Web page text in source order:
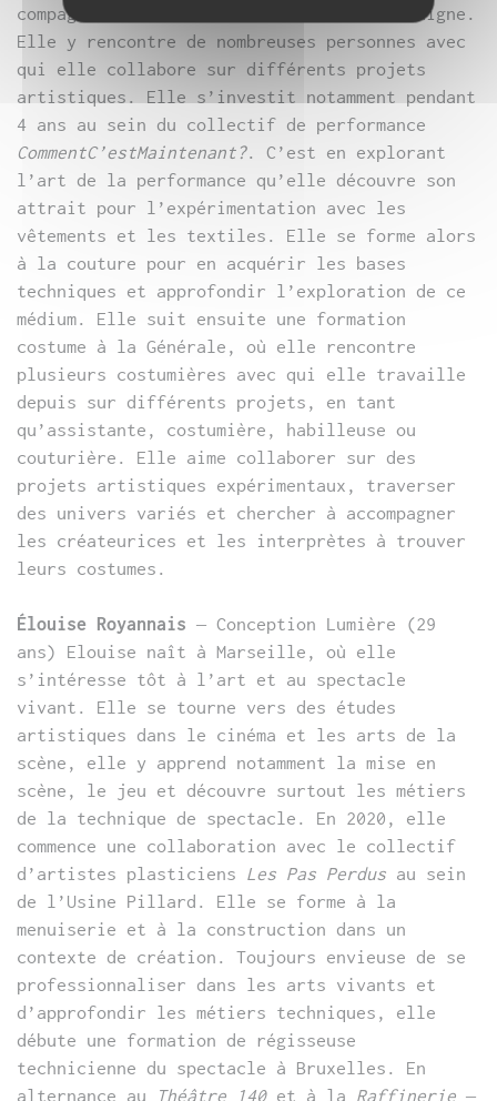
compagnie universitaire de Bordeaux Montaigne.
Elle y rencontre de nombreuses personnes avec
qui elle collabore sur différents projets
artistiques. Elle s’investit notamment pendant
4 ans au sein du collectif de performance
CommentC’estMaintenant?. C’est en explorant
l’art de la performance qu’elle découvre son
attrait pour l’expérimentation avec les
vêtements et les textiles. Elle se forme alors
à la couture pour en acquérir les bases
techniques et approfondir l’exploration de ce
médium. Elle suit ensuite une formation
costume à la Générale, où elle rencontre
plusieurs costumières avec qui elle travaille
depuis sur différents projets, en tant
qu’assistante, costumière, habilleuse ou
couturière. Elle aime collaborer sur des
projets artistiques expérimentaux, traverser
des univers variés et chercher à accompagner
les créateurices et les interprètes à trouver
leurs costumes.
Élouise Royannais – Conception Lumière (29
ans) Elouise naît à Marseille, où elle
s’intéresse tôt à l’art et au spectacle
vivant. Elle se tourne vers des études
artistiques dans le cinéma et les arts de la
scène, elle y apprend notamment la mise en
scène, le jeu et découvre surtout les métiers
de la technique de spectacle. En 2020, elle
commence une collaboration avec le collectif
d’artistes plasticiens Les Pas Perdus au sein
de l’Usine Pillard. Elle se forme à la
menuiserie et à la construction dans un
contexte de création. Toujours envieuse de se
professionnaliser dans les arts vivants et
d’approfondir les métiers techniques, elle
débute une formation de régisseuse
technicienne du spectacle à Bruxelles. En
alternance au
Théâtre 140 et à la Raffinerie –